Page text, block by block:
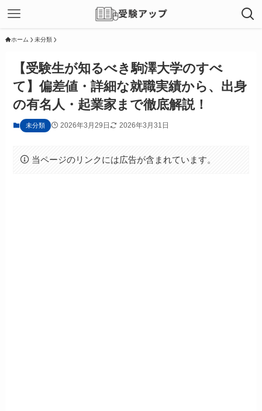
ホーム 未分類
【受験生が知るべき駒澤大学のすべ
て】偏差値・詳細な就職実績から、出身
の有名人・起業家まで徹底解説！
未分類 2026年3月29日 2026年3月31日
当ページのリンクには広告が含まれています。